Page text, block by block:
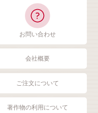
お問い合わせ
会社概要
ご注文について
著作物の利用について